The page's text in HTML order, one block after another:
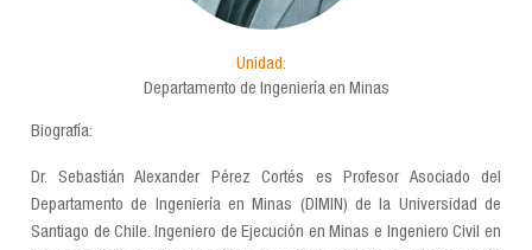
Unidad:
Departamento de Ingeniería en Minas
Biografía:
Dr. Sebastián Alexander Pérez Cortés es Profesor Asociado del
Departamento de Ingeniería en Minas (DIMIN) de la Universidad de
Santiago de Chile. Ingeniero de Ejecución en Minas e Ingeniero Civil en